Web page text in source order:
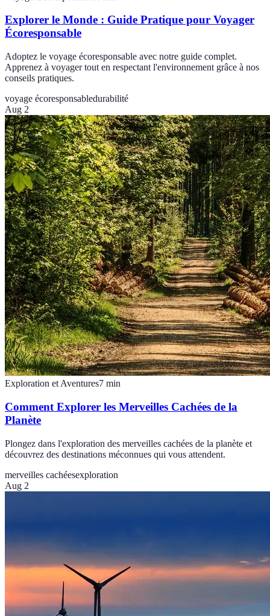
Explorer le Monde : Guide Pratique pour Voyager
Écoresponsable
Adoptez le voyage écoresponsable avec notre guide complet.
Apprenez à voyager tout en respectant l'environnement grâce à nos
conseils pratiques.
voyage écoresponsabledurabilité
Aug 2
Exploration et Aventures7 min
Comment Explorer les Merveilles Cachées de la
Planète
Plongez dans l'exploration des merveilles cachées de la planète et
découvrez des destinations méconnues qui vous attendent.
merveilles cachéesexploration
Aug 2